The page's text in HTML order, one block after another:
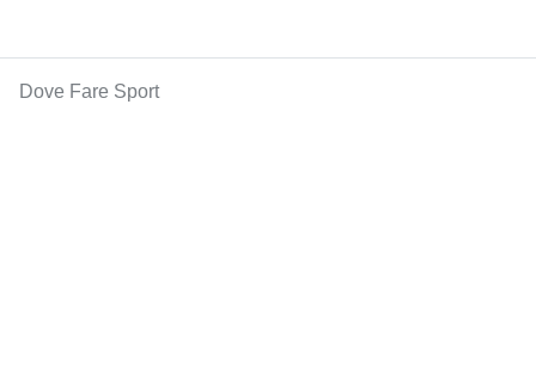
Dove Fare Sport